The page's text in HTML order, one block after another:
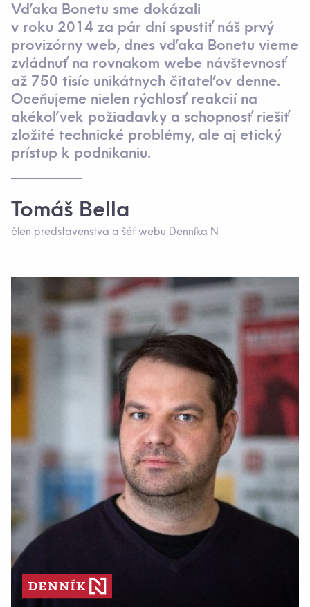
Vďaka Bonetu sme dokázali
v roku 2014 za pár dní spustiť náš prvý
provizórny web, dnes vďaka Bonetu vieme
zvládnuť na rovnakom webe návštevnosť
až 750 tisíc unikátnych čitateľov denne.
Oceňujeme nielen rýchlosť reakcií na
akékoľvek požiadavky a schopnosť riešiť
zložité technické problémy, ale aj etický
prístup k podnikaniu.
Tomáš Bella
člen predstavenstva a šéf webu Denníka N